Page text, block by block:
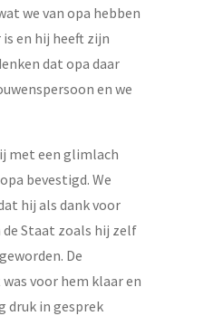
we van opa hebben
en hij heeft zijn
dat opa daar
en we
met een glimlach
bevestigd. We
hij als dank voor
de Staat zoals hij zelf
De
voor hem klaar en
druk in gesprek